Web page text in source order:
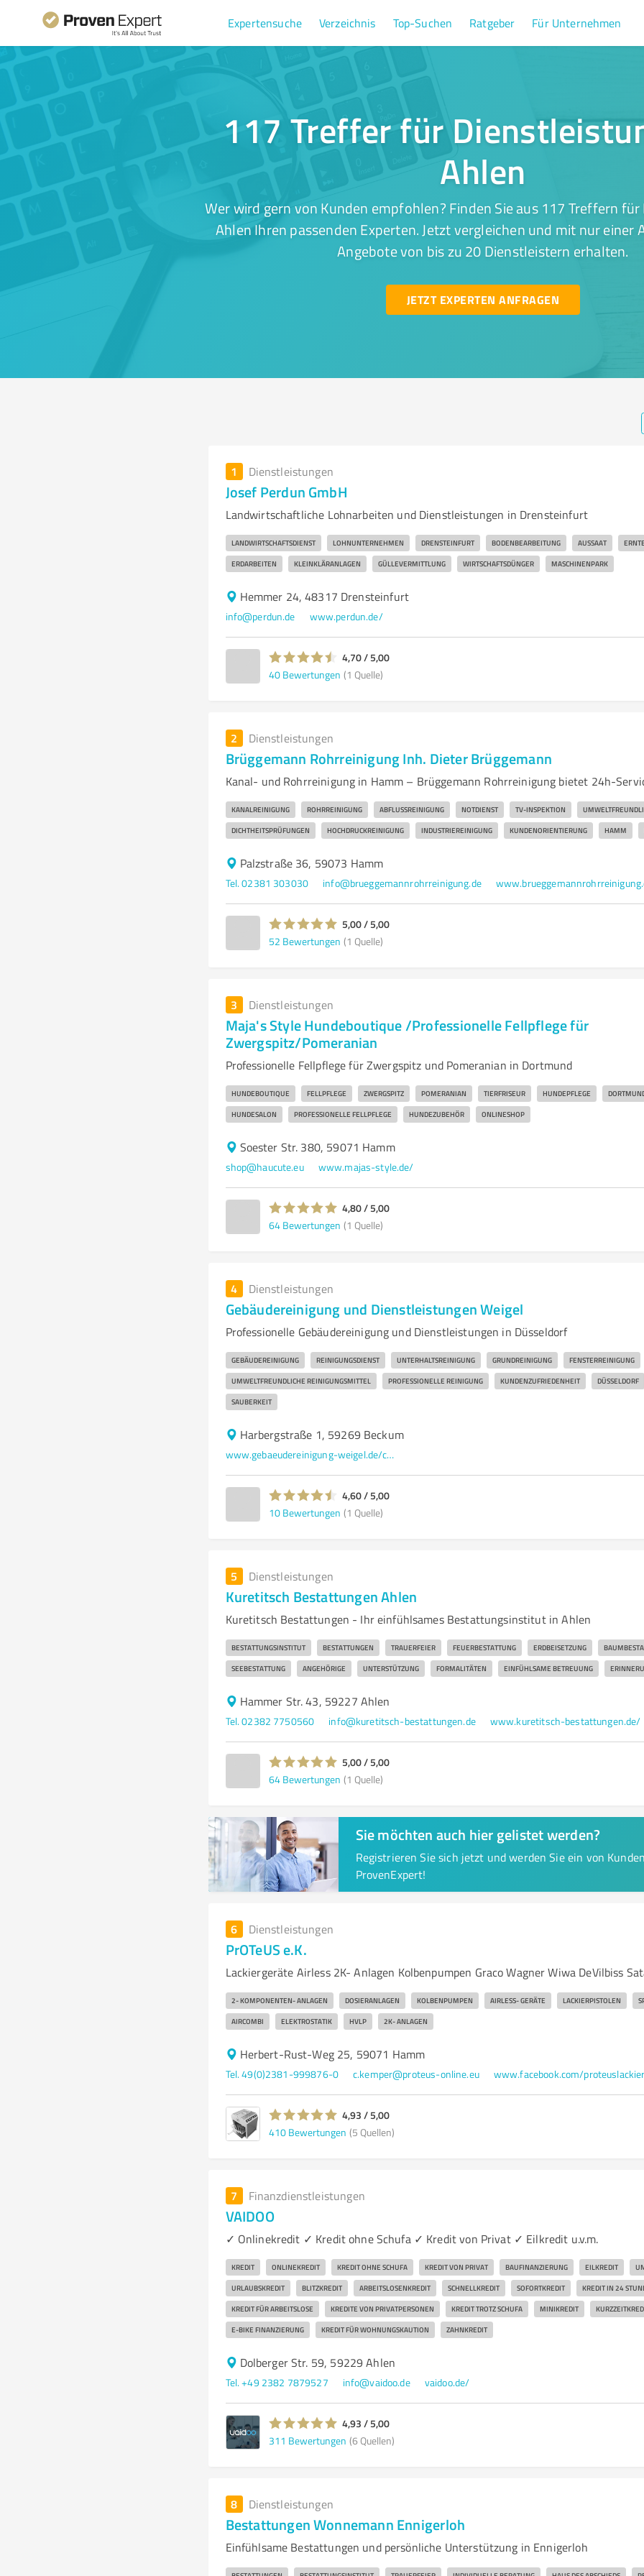
Expertensuche Verzeichnis Top-Suchen Ratgeber Für Unternehmen
117 Treffer für
Ahlen
Wer wird gern von Kunden empfohlen? Finden Sie aus 117 Treffern
Ahlen Ihren passenden Experten. Jetzt vergleichen und mit nur einer
Angebote von bis zu 20 Dienstleistern erhalten.
JETZT EXPERTEN ANFRAGEN
1 Dienstleistungen
Josef Perdun GmbH
Landwirtschaftliche Lohnarbeiten und Dienstleistungen in Drensteinfurt
LANDWIRTSCHAFTSDIENST LOHNUNTERNEHMEN DRENSTEINFURT BODENBEARBEITUNG AUSSAAT ERNTE
ERDARBEITEN KLEINKLÄRANLAGEN GÜLLEVERMITTLUNG WIRTSCHAFTSDÜNGER MASCHINENPARK
Hemmer 24, 48317 Drensteinfurt
info@perdun.de www.perdun.de/
4,70 / 5,00
40 Bewertungen (1 Quelle)
2 Dienstleistungen
Brüggemann Rohrreinigung Inh. Dieter Brüggemann
Kanal- und Rohrreinigung in Hamm – Brüggemann Rohrreinigung bietet 24h-
KANALREINIGUNG ROHRREINIGUNG ABFLUSSREINIGUNG NOTDIENST TV-INSPEKTION
DICHTHEITSPRÜFUNGEN HOCHDRUCKREINIGUNG INDUSTRIEREINIGUNG KUNDENORIENTIERUNG HAMM
Palzstraße 36, 59073 Hamm
Tel. 02381 303030 info@brueggemannrohrreinigung.de
5,00 / 5,00
52 Bewertungen (1 Quelle)
3 Dienstleistungen
Maja's Style Hundeboutique /Professionelle Fellpflege für
Zwergspitz/Pomeranian
Professionelle Fellpflege für Zwergspitz und Pomeranian in Dortmund
HUNDEBOUTIQUE FELLPFLEGE ZWERGSPITZ POMERANIAN TIERFRISEUR HUNDEPFLEGE
HUNDESALON PROFESSIONELLE FELLPFLEGE HUNDEZUBEHÖR ONLINESHOP
Soester Str. 380, 59071 Hamm
shop@haucute.eu www.majas-style.de/
4,80 / 5,00
64 Bewertungen (1 Quelle)
4 Dienstleistungen
Gebäudereinigung und Dienstleistungen Weigel
Professionelle Gebäudereinigung und Dienstleistungen in Düsseldorf
GEBÄUDEREINIGUNG REINIGUNGSDIENST UNTERHALTSREINIGUNG GRUNDREINIGUNG FENSTERREINIGUNG
UMWELTFREUNDLICHE REINIGUNGSMITTEL PROFESSIONELLE REINIGUNG KUNDENZUFRIEDENHEIT DÜSSELDORF
SAUBERKEIT
Harbergstraße 1, 59269 Beckum
www.gebaeudereinigung-weigel.de/cgi-sys/suspendedpage.cgi
4,60 / 5,00
10 Bewertungen (1 Quelle)
5 Dienstleistungen
Kuretitsch Bestattungen Ahlen
Kuretitsch Bestattungen - Ihr einfühlsames Bestattungsinstitut in Ahlen
BESTATTUNGSINSTITUT BESTATTUNGEN TRAUERFEIER FEUERBESTATTUNG ERDBEISETZUNG
SEEBESTATTUNG ANGEHÖRIGE UNTERSTÜTZUNG FORMALITÄTEN EINFÜHLSAME BETREUUNG
Hammer Str. 43, 59227 Ahlen
Tel. 02382 7750560 info@kuretitsch-bestattungen.de www.kuretitsch-bestattungen.de/
5,00 / 5,00
64 Bewertungen (1 Quelle)
Sie möchten auch hier gelistet werden?
Registrieren Sie sich jetzt und werden Sie ein von
ProvenExpert!
6 Dienstleistungen
PrOTeUS e.K.
Lackiergeräte Airless 2K- Anlagen Kolbenpumpen Graco Wagner Wiwa DeVilbiss
2- KOMPONENTEN- ANLAGEN DOSIERANLAGEN KOLBENPUMPEN AIRLESS- GERÄTE LACKIERPISTOLEN
AIRCOMBI ELEKTROSTATIK HVLP 2K- ANLAGEN
Herbert-Rust-Weg 25, 59071 Hamm
Tel. 49(0)2381-999876-0 c.kemper@proteus-online.eu
4,93 / 5,00
410 Bewertungen (5 Quellen)
7 Finanzdienstleistungen
VAIDOO
✓ Onlinekredit ✓ Kredit ohne Schufa ✓ Kredit von Privat ✓ Eilkredit u.v.m.
KREDIT ONLINEKREDIT KREDIT OHNE SCHUFA KREDIT VON PRIVAT BAUFINANZIERUNG EILKREDIT
URLAUBSKREDIT BLITZKREDIT ARBEITSLOSENKREDIT SCHNELLKREDIT SOFORTKREDIT KREDIT IN 24
KREDIT FÜR ARBEITSLOSE KREDITE VON PRIVATPERSONEN KREDIT TROTZ SCHUFA MINIKREDIT
E-BIKE FINANZIERUNG KREDIT FÜR WOHNUNGSKAUTION ZAHNKREDIT
Dolberger Str. 59, 59229 Ahlen
Tel. +49 2382 7879527 info@vaidoo.de vaidoo.de/
4,93 / 5,00
311 Bewertungen (6 Quellen)
8 Dienstleistungen
Bestattungen Wonnemann Ennigerloh
Einfühlsame Bestattungen und persönliche Unterstützung in Ennigerloh